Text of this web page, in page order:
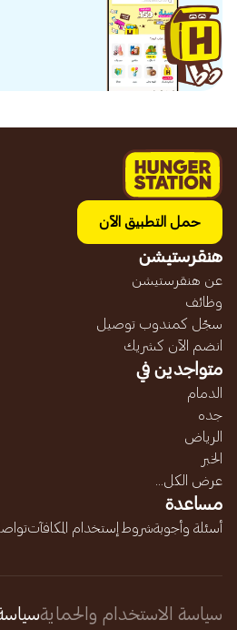
حمل التطبيق الآن
هنقرستيشن
عن هنقرستيشن
وظائف
سجّل كمندوب توصيل
انضم الآن كشريك
متواجدين في
الدمام
جده
الرياض
الخبر
عرض الكل...
مساعدة
أسئلة وأجوبةشروط إستخدام المكافآت
سياسة الاستخدام والحماية